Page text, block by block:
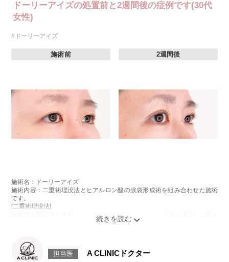
ドーリーアイズの処置前と2週間後の症例です(30代
女性)
#ドーリーアイズ
施術前 2週間後
施術名：ドーリーアイズ
施術内容：二重術埋没法とヒアルロン酸の涙袋形成術を組み合わせた施術
です。
[二重術埋没法]
医療用の縫合糸を皮膚から瞼板に通し、結紮した糸を皮下へ埋没し二重ま
施術時間：約15～20分程
リスク、副作用：腫れ、内出血、疼痛、目がごろごろする違和感などが術
担当医 A CLINICドクター